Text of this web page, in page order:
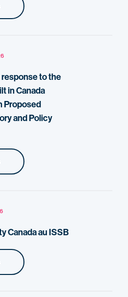
response to the
in Canada
Proposed
and Policy
Canada au ISSB